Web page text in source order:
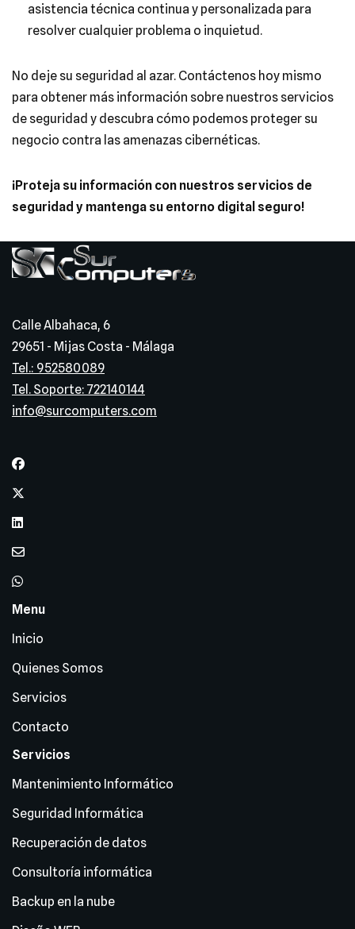
asistencia técnica continua y personalizada para
resolver cualquier problema o inquietud.
No deje su seguridad al azar. Contáctenos hoy mismo
para obtener más información sobre nuestros servicios
de seguridad y descubra cómo podemos proteger su
negocio contra las amenazas cibernéticas.
¡Proteja su información con nuestros servicios de
seguridad y mantenga su entorno digital seguro!
Calle Albahaca, 6
29651 - Mijas Costa - Málaga
Tel.: 952580089
Tel. Soporte: 722140144
info@surcomputers.com
Menu
Inicio
Quienes Somos
Servicios
Contacto
Servicios
Mantenimiento Informático
Seguridad Informática
Recuperación de datos
Consultoría informática
Backup en la nube